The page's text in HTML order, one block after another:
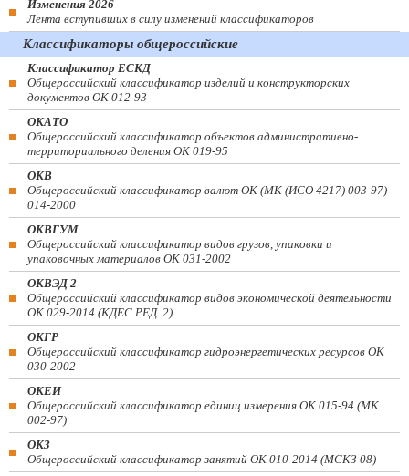
Изменения 2026
Лента вступивших в силу изменений классификаторов
Классификаторы общероссийские
Классификатор ЕСКД
Общероссийский классификатор изделий и конструкторских
документов ОК 012-93
ОКАТО
Общероссийский классификатор объектов административно-
территориального деления ОК 019-95
ОКВ
Общероссийский классификатор валют ОК (МК (ИСО 4217) 003-97)
014-2000
ОКВГУМ
Общероссийский классификатор видов грузов, упаковки и
упаковочных материалов ОК 031-2002
ОКВЭД 2
Общероссийский классификатор видов экономической деятельности
ОК 029-2014 (КДЕС РЕД. 2)
ОКГР
Общероссийский классификатор гидроэнергетических ресурсов ОК
030-2002
ОКЕИ
Общероссийский классификатор единиц измерения ОК 015-94 (МК
002-97)
ОКЗ
Общероссийский классификатор занятий ОК 010-2014 (МСКЗ-08)